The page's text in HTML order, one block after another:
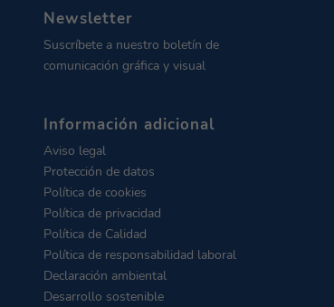
Newsletter
Suscríbete a nuestro boletín de
comunicación gráfica y visual
Información adicional
Aviso legal
Protección de datos
Política de cookies
Política de privacidad
Política de Calidad
Política de responsabilidad laboral
Declaración ambiental
Desarrollo sostenible